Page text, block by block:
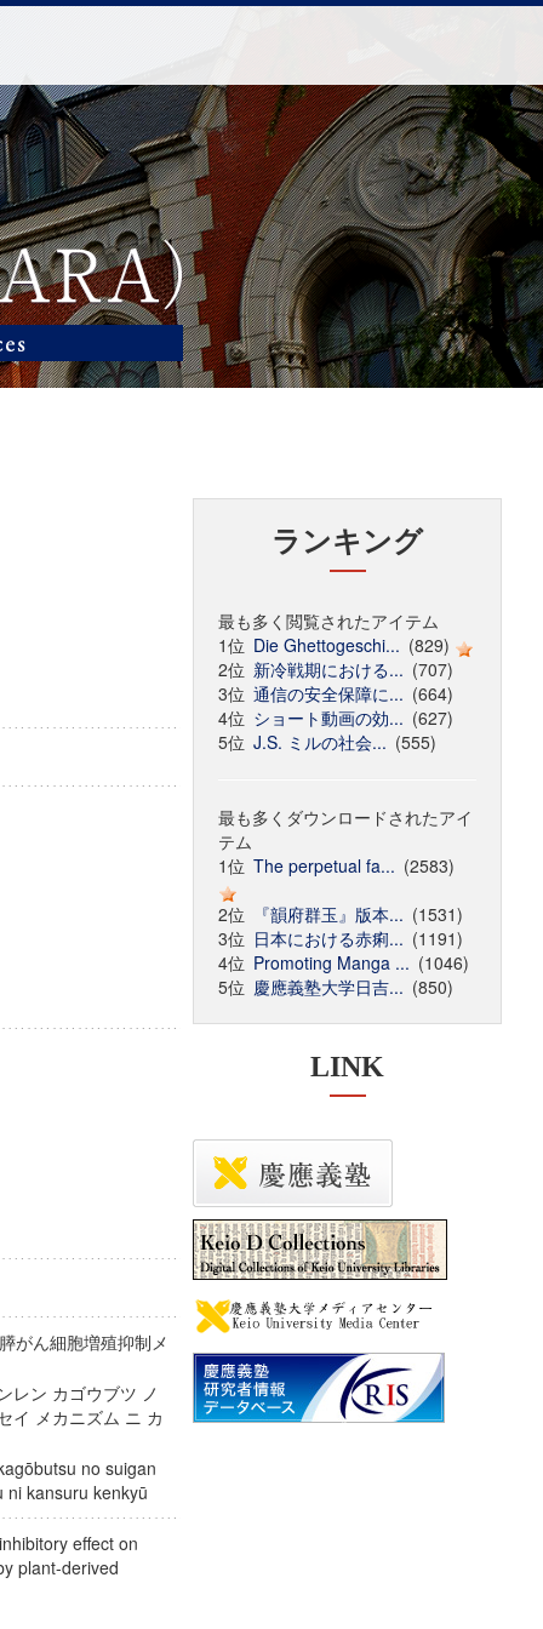
がん細胞増殖抑制メ
レン カゴウブツ ノ
イ メカニズム ニ カ
no suigan
ni kansuru kenkyū
effect on
plant-derived
ランキング
最も多く閲覧されたアイテム
1位 Die Ghettogeschi... (829)
2位 新冷戦期における... (707)
3位 通信の安全保障に... (664)
4位 ショート動画の効... (627)
5位 J.S. ミルの社会... (555)
最も多くダウンロードされたアイ
テム
1位 The perpetual fa... (2583)
2位
『韻府群玉』版本... (1531)
3位 日本における赤痢... (1191)
4位 Promoting Manga ... (1046)
5位 慶應義塾大学日吉... (850)
LINK